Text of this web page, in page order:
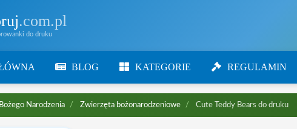
.com.pl
do druku
BLOG KATEGORIE REGULAMIN
Narodzenia Zwierzęta bożonarodzeniowe Cute Teddy Bears do druku